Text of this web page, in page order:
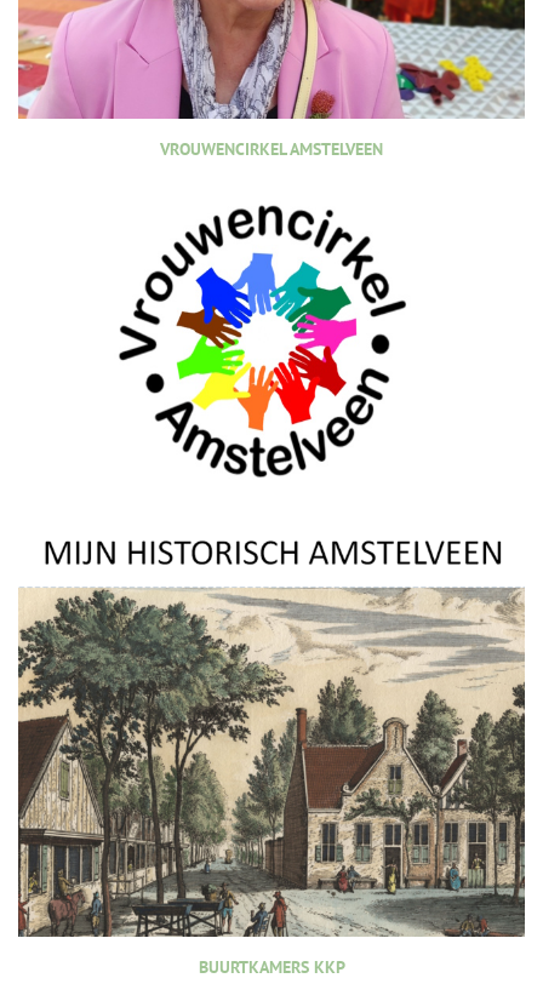
VROUWENCIRKEL AMSTELVEEN
BUURTKAMERS KKP